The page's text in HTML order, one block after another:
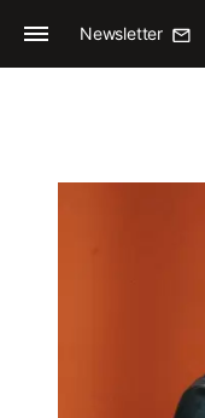
Newsletter